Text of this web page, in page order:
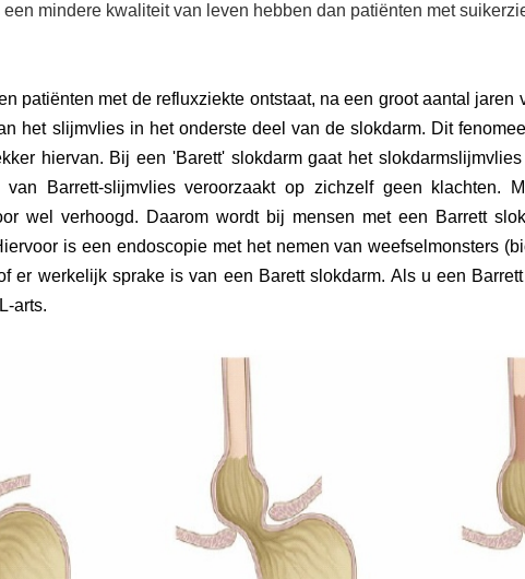
mindere kwaliteit van leven hebben dan patiënten met
patiënten met de refluxziekte ontstaat, na een groot aantal
het slijmvlies in het onderste deel van de slokdarm. Dit
hiervan. Bij een 'Barett' slokdarm gaat het
van Barrett-slijmvlies veroorzaakt op zichzelf geen klachten.
wel verhoogd. Daarom wordt bij mensen met een Barrett
is een endoscopie met het nemen van weefselmonsters
er werkelijk sprake is van een Barett slokdarm. Als u een
arts.